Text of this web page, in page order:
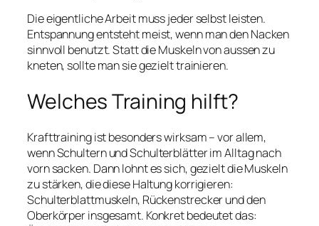
Die eigentliche Arbeit muss jeder selbst leisten.
Entspannung entsteht meist, wenn man den Nacken
sinnvoll benutzt. Statt die Muskeln von aussen zu
kneten, sollte man sie gezielt trainieren.
Welches Training hilft?
Krafttraining ist besonders wirksam – vor allem,
wenn Schultern und Schulterblätter im Alltag nach
vorn sacken. Dann lohnt es sich, gezielt die Muskeln
zu stärken, die diese Haltung korrigieren:
Schulterblattmuskeln, Rückenstrecker und den
Oberkörper insgesamt. Konkret bedeutet das: